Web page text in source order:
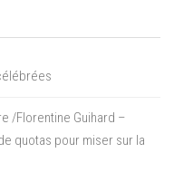
/Florentine Guihard –
quotas pour miser sur la